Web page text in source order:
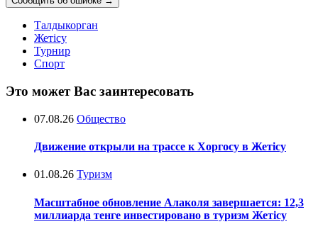
Талдыкорган
Жетісу
Турнир
Спорт
Это может Вас заинтересовать
07.08.26 Общество
Движение открыли на трассе к Хоргосу в Жетісу
01.08.26 Туризм
Масштабное обновление Алаколя завершается: 12,3
миллиарда тенге инвестировано в туризм Жетісу